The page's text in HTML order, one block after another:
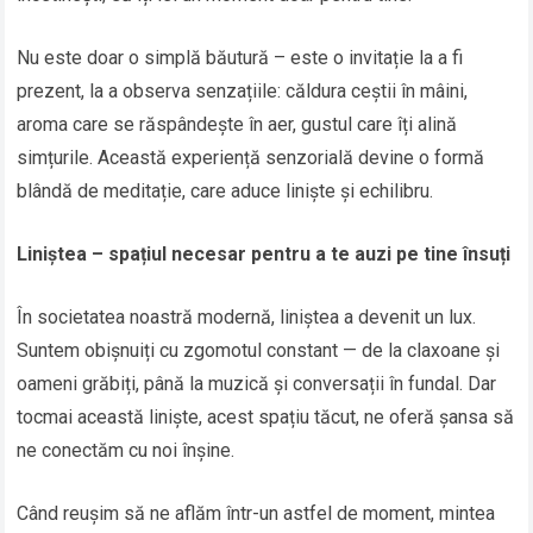
Nu este doar o simplă băutură – este o invitație la a fi
prezent, la a observa senzațiile: căldura ceștii în mâini,
aroma care se răspândește în aer, gustul care îți alină
simțurile. Această experiență senzorială devine o formă
blândă de meditație, care aduce liniște și echilibru.
Liniștea – spațiul necesar pentru a te auzi pe tine însuți
În societatea noastră modernă, liniștea a devenit un lux.
Suntem obișnuiți cu zgomotul constant — de la claxoane și
oameni grăbiți, până la muzică și conversații în fundal. Dar
tocmai această liniște, acest spațiu tăcut, ne oferă șansa să
ne conectăm cu noi înșine.
Când reușim să ne aflăm într-un astfel de moment, mintea